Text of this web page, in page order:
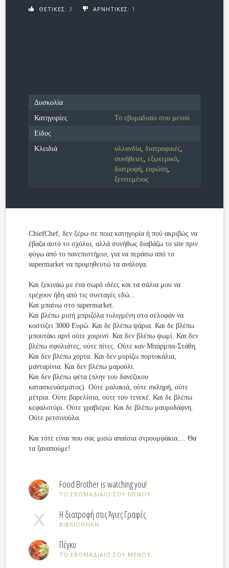
ΘΕΤΙΚΕΣ: 3 ΑΡΝΗΤΙΚΕΣ: 1
Δυσκολία
Κατηγορίες
Το εβoμαδιαίο σου μενού
Είδος
Κλειδιά
ολλανδία, διατροφικές,
συνήθειες, εξωτερικό,
διατροφή, ευρώπη,
ξενιτεμένος
ChiefChef, δεν ξέρω σε ποια κατηγορία ή πού ακριβώς να
έβαζα αυτό το σχόλιο, αλλά συνήθως διαβάζω το site πριν
φύγω από το πανεπιστήμιο, για να περάσω από το
supermarket να προμηθευτώ τα ανάλογα.
Και ξεκινάω με ένα σωρό ιδέες και τα σάλια μου να
τρέχουν ήδη από τις συνταγές εδώ...
Και μπαίνω στο supermarket.
Και βλέπω μισή μπριζόλα τυλιγμένη στο σελοφάν να
κοστίζει 3000 Ευρώ. Και δε βλέπω ψάρια. Και δε βλέπω
μπουτάκι αρνί ούτε χοιρινό. Και δεν βλέπω ψωμί. Και δεν
βλέπω σφολιάτες, ούτε πίτες. Ούτε καν Μπάρμπα-Στάθη.
Και δεν βλέπω χόρτα. Και δεν μυρίζω πορτοκάλια,
μανταρίνια. Και δεν βλέπω μαρούλι.
Και δεν βλέπω φέτα (πλην του δανέζικου
κατασκευάσματος). Ούτε μαλακιά, ούτε σκληρή, ούτε
μέτρια. Ούτε βαρελίσια, ούτε του τενεκέ. Και δε βλέπω
κεφαλοτύρι. Ούτε γραβιέρα. Και δε βλέπω μαυροδάφνη.
Ούτε ρετσινούλα.
Και τότε είναι που σας μισώ απαίσια στρουμφάκια.... Θα
τα ξαναπούμε!
Food Brother is watching you!
ΤΟ ΕΒOΜΑΔΙΑΙΟ ΣΟΥ ΜΕΝΟΥ
Η διατροφή στις Άγιες Γραφές
ΒΙΒΛΙΟΘΗΚΗ
Πέγκυ
ΤΟ ΕΒOΜΑΔΙΑΙΟ ΣΟΥ ΜΕΝΟΥ